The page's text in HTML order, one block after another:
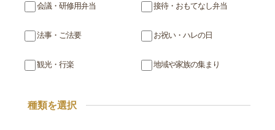
会議・研修用弁当 接待・おもてなし弁当
法事・ご法要 お祝い・ハレの日
観光・行楽 地域や家族の集まり
種類を選択